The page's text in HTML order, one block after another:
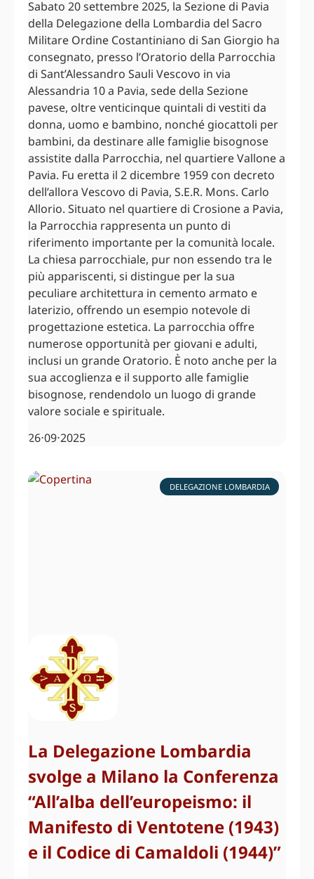
Sabato 20 settembre 2025, la Sezione di Pavia
della Delegazione della Lombardia del Sacro
Militare Ordine Costantiniano di San Giorgio ha
consegnato, presso l’Oratorio della Parrocchia
di Sant’Alessandro Sauli Vescovo in via
Alessandria 10 a Pavia, sede della Sezione
pavese, oltre venticinque quintali di vestiti da
donna, uomo e bambino, nonché giocattoli per
bambini, da destinare alle famiglie bisognose
assistite dalla Parrocchia, nel quartiere Vallone a
Pavia. Fu eretta il 2 dicembre 1959 con decreto
dell’allora Vescovo di Pavia, S.E.R. Mons. Carlo
Allorio. Situato nel quartiere di Crosione a Pavia,
la Parrocchia rappresenta un punto di
riferimento importante per la comunità locale.
La chiesa parrocchiale, pur non essendo tra le
più appariscenti, si distingue per la sua
peculiare architettura in cemento armato e
laterizio, offrendo un esempio notevole di
progettazione estetica. La parrocchia offre
numerose opportunità per giovani e adulti,
inclusi un grande Oratorio. È noto anche per la
sua accoglienza e il supporto alle famiglie
bisognose, rendendolo un luogo di grande
valore sociale e spirituale.
26⋅09⋅2025
DELEGAZIONE LOMBARDIA
La Delegazione Lombardia
svolge a Milano la Conferenza
“All’alba dell’europeismo: il
Manifesto di Ventotene (1943)
e il Codice di Camaldoli (1944)”